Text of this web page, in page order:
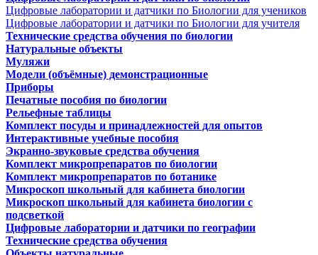
Цифровые лаборатории и датчики по Биологии для учеников
Цифровые лаборатории и датчики по Биологии для учителя
Технические средства обучения по биологии
Натуральные объекты
Муляжи
Модели (объёмные) демонстрационные
Приборы
Печатные пособия по биологии
Рельефные таблицы
Комплект посуды и принадлежностей для опытов
Интерактивные учебные пособия
Экранно-звуковые средства обучения
Комплект микропрепаратов по биологии
Комплект микропрепаратов по ботанике
Микроскоп школьный для кабинета биологии
Микроскоп школьный для кабинета биологии с
подсветкой
Цифровые лаборатории и датчики по географии
Технические средства обучения